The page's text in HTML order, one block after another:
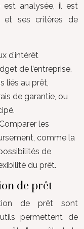
est analysée, il est
et ses critères de
d’intérêt
de l’entreprise.
liés au prêt,
de garantie, ou
les
comme la
de
du prêt.
de prêt
de prêt sont
permettent de